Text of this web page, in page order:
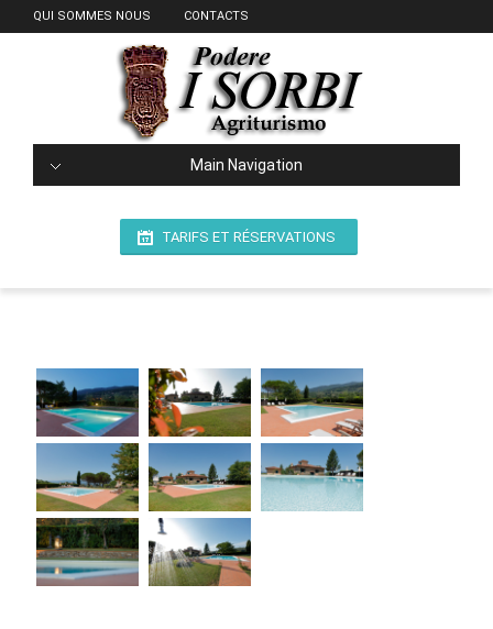
QUI SOMMES NOUS CONTACTS
Main Navigation
TARIFS ET RÉSERVATIONS